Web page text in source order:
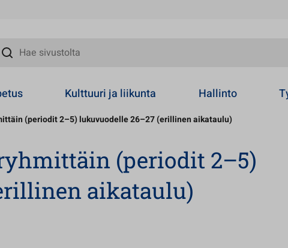
sivustolta
Kulttuuri ja liikunta Hallinto
(periodit 2–5) lukuvuodelle 26–27 (erillinen aikataulu)
(periodit 2–5)
aikataulu)